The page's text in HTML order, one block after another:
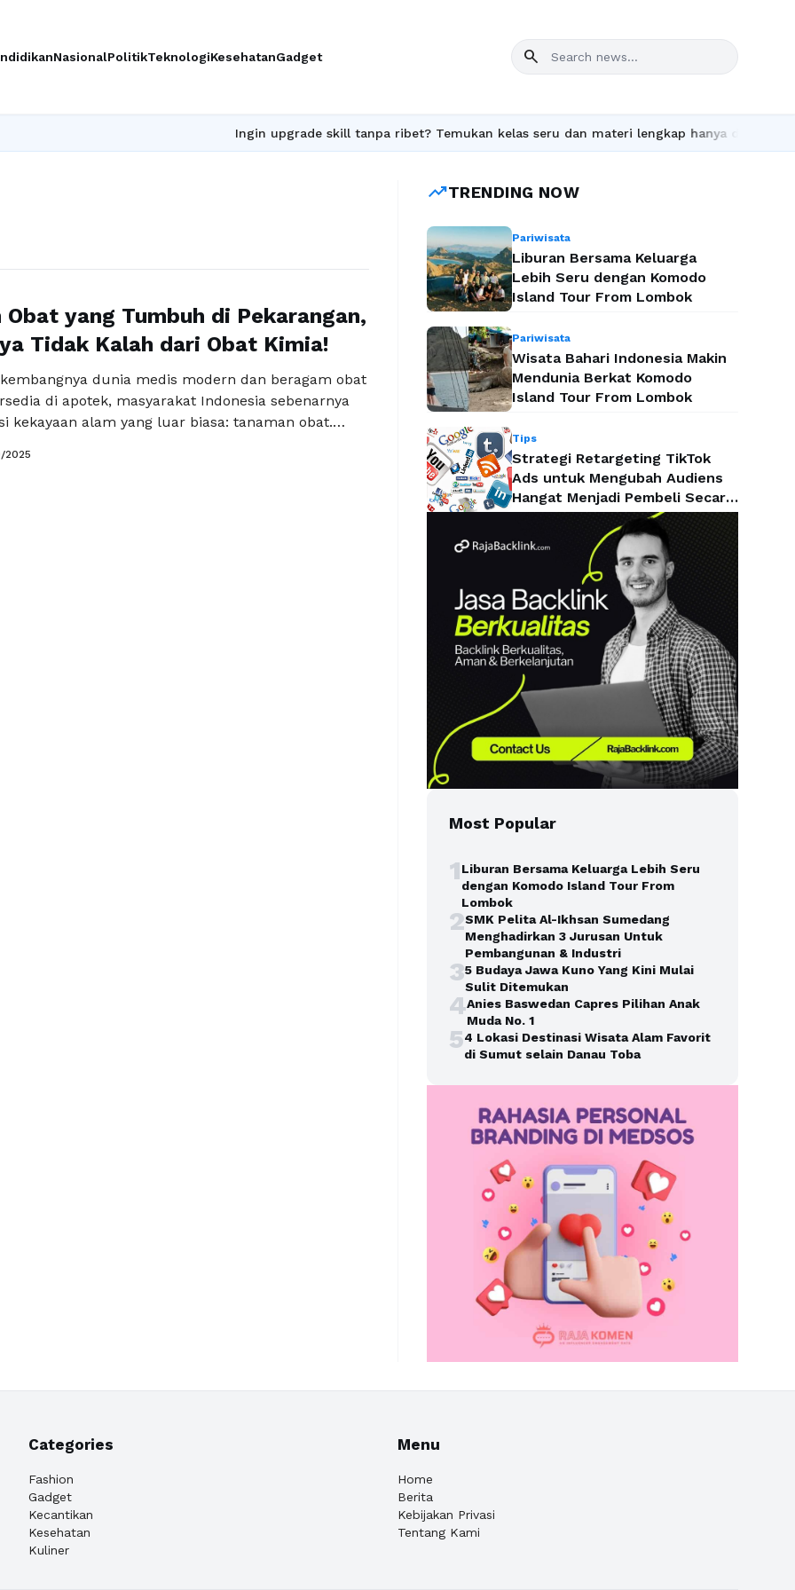
NasionalPolitikTeknologiKesehatanGadget search
Ingin upgrade skill tanpa ribet? Temukan kelas seru dan materi lengkap hanya di
Obat yang Tumbuh di Pekarangan,
Tidak Kalah dari Obat Kimia!
dunia medis modern dan beragam obat
di apotek, masyarakat Indonesia sebenarnya
kekayaan alam yang luar biasa: tanaman obat.
perawatan yang rumit. Menariknya, khasiatnya
2025
trending_upTRENDING NOW
Pariwisata
Liburan Bersama Keluarga
Lebih Seru dengan Komodo
Island Tour From Lombok
Pariwisata
Wisata Bahari Indonesia Makin
Mendunia Berkat Komodo
Island Tour From Lombok
Tips
Strategi Retargeting TikTok
Ads untuk Mengubah Audiens
Hangat Menjadi Pembeli Secara
Efektif
Most Popular
1Liburan Bersama Keluarga Lebih Seru
dengan Komodo Island Tour From
Lombok
2SMK Pelita Al-Ikhsan Sumedang
Menghadirkan 3 Jurusan Untuk
Pembangunan & Industri
35 Budaya Jawa Kuno Yang Kini Mulai
Sulit Ditemukan
4Anies Baswedan Capres Pilihan Anak
Muda No. 1
54 Lokasi Destinasi Wisata Alam Favorit
di Sumut selain Danau Toba
Categories
Fashion
Gadget
Kecantikan
Kesehatan
Kuliner
Menu
Home
Berita
Kebijakan Privasi
Tentang Kami